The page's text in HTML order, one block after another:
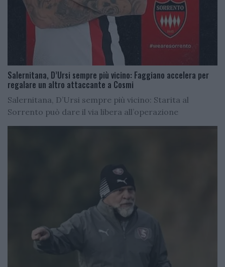
Salernitana, D’Ursi sempre più vicino: Faggiano accelera per
regalare un altro attaccante a Cosmi
Salernitana, D’Ursi sempre più vicino: Starita al
Sorrento può dare il via libera all’operazione